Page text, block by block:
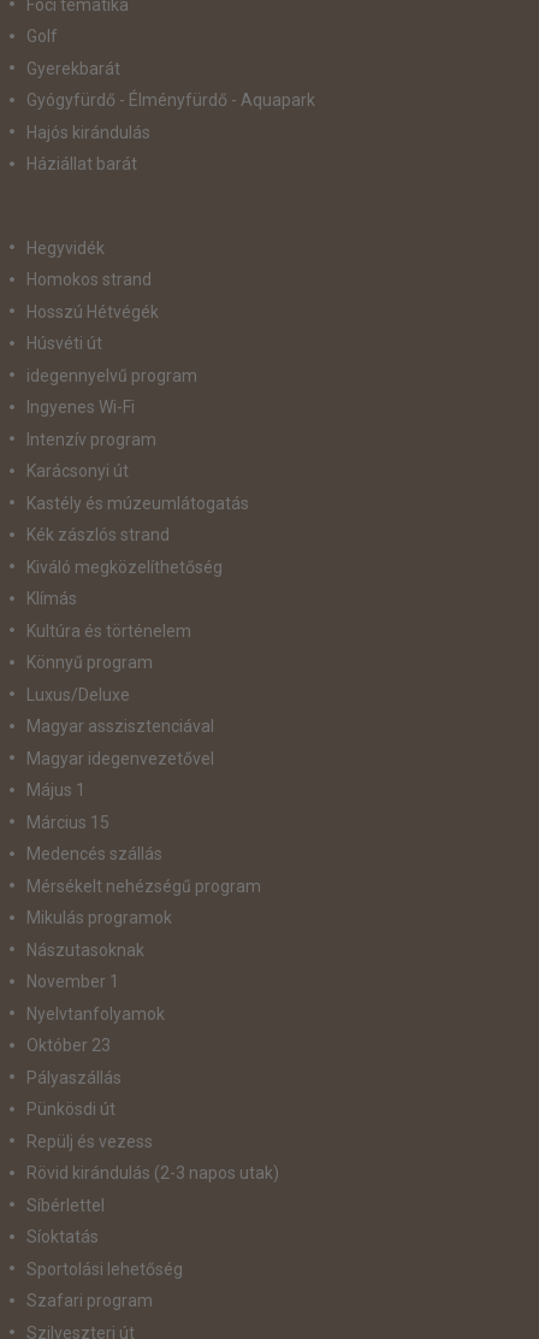
Foci tematika
Golf
Gyerekbarát
Gyógyfürdő - Élményfürdő - Aquapark
Hajós kirándulás
Háziállat barát
Hegyvidék
Homokos strand
Hosszú Hétvégék
Húsvéti út
idegennyelvű program
Ingyenes Wi-Fi
Intenzív program
Karácsonyi út
Kastély és múzeumlátogatás
Kék zászlós strand
Kiváló megközelíthetőség
Klímás
Kultúra és történelem
Könnyű program
Luxus/Deluxe
Magyar asszisztenciával
Magyar idegenvezetővel
Május 1
Március 15
Medencés szállás
Mérsékelt nehézségű program
Mikulás programok
Nászutasoknak
November 1
Nyelvtanfolyamok
Október 23
Pályaszállás
Pünkösdi út
Repülj és vezess
Rövid kirándulás (2-3 napos utak)
Síbérlettel
Síoktatás
Sportolási lehetőség
Szafari program
Szilveszteri út